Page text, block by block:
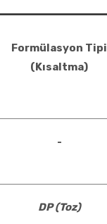
Formülasyon Tipi
(Kısaltma)
-
DP (Toz)